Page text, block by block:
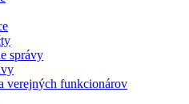
správy
verejných funkcionárov